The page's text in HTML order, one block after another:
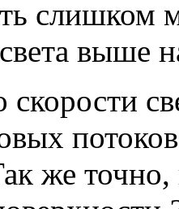
слишком
света
же точно,